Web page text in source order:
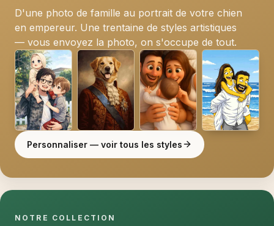
D'une photo de famille au portrait de votre chien
en empereur. Une trentaine de styles artistiques
— vous envoyez la photo, on s'occupe de tout.
Personnaliser — voir tous les styles
NOTRE COLLECTION